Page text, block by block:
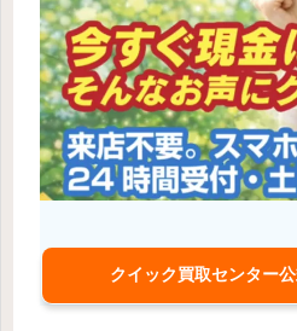
クイック買取センター